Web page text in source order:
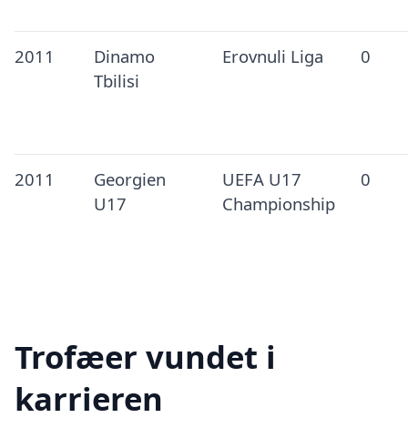
2011
Dinamo
Tbilisi
Erovnuli Liga 0
2011
Georgien
U17
UEFA U17
Championship
0
Trofæer vundet i
karrieren